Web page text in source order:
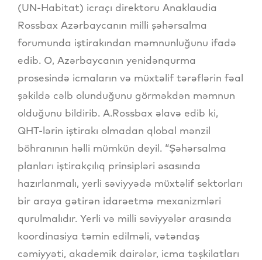
(UN-Habitat) icraçı direktoru Anaklaudia
Rossbax Azərbaycanın milli şəhərsalma
forumunda iştirakından məmnunluğunu ifadə
edib. O, Azərbaycanın yenidənqurma
prosesində icmaların və müxtəlif tərəflərin fəal
şəkildə cəlb olunduğunu görməkdən məmnun
olduğunu bildirib. A.Rossbax əlavə edib ki,
QHT-lərin iştirakı olmadan qlobal mənzil
böhranının həlli mümkün deyil. “Şəhərsalma
planları iştirakçılıq prinsipləri əsasında
hazırlanmalı, yerli səviyyədə müxtəlif sektorları
bir araya gətirən idarəetmə mexanizmləri
qurulmalıdır. Yerli və milli səviyyələr arasında
koordinasiya təmin edilməli, vətəndaş
cəmiyyəti, akademik dairələr, icma təşkilatları